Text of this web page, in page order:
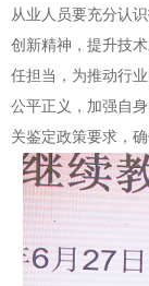
从业人员要充分认
创新精神，提升技
任担当，为推动行
公平正义，加强自
关鉴定政策要求，